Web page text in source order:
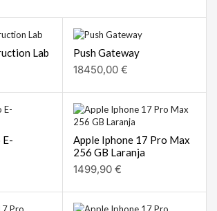
Lab Push Gateway
18450,00 €
E-
Apple Iphone 17 Pro Max
256 GB Laranja
1499,90 €